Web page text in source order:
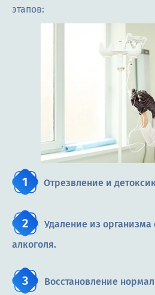
этапов:
Отрезвление и
Удаление из организма
алкоголя.
Восстановление